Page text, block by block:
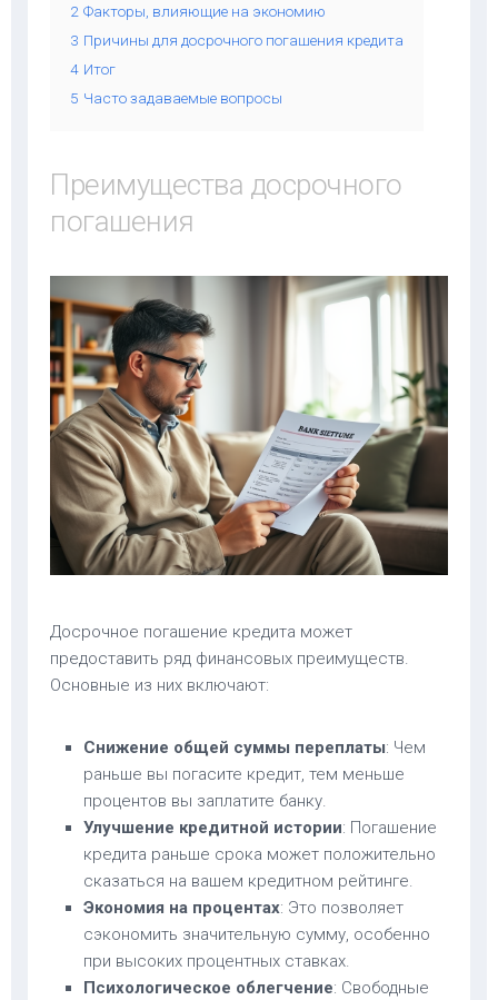
2 Факторы, влияющие на экономию
3 Причины для досрочного погашения кредита
4 Итог
5 Часто задаваемые вопросы
Преимущества досрочного
погашения
Досрочное погашение кредита может
предоставить ряд финансовых преимуществ.
Основные из них включают:
Снижение общей суммы переплаты: Чем
раньше вы погасите кредит, тем меньше
процентов вы заплатите банку.
Улучшение кредитной истории: Погашение
кредита раньше срока может положительно
сказаться на вашем кредитном рейтинге.
Экономия на процентах: Это позволяет
сэкономить значительную сумму, особенно
при высоких процентных ставках.
Психологическое облегчение: Свободные